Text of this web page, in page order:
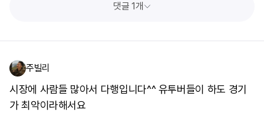
댓글 1개
주빌리
시장에 사람들 많아서 다행입니다^^ 유투버들이 하도 경기
가 최악이라해서요